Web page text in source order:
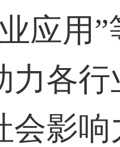
应用
力各
会影